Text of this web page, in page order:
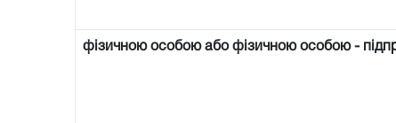
фізичною особою або фізичною особою -